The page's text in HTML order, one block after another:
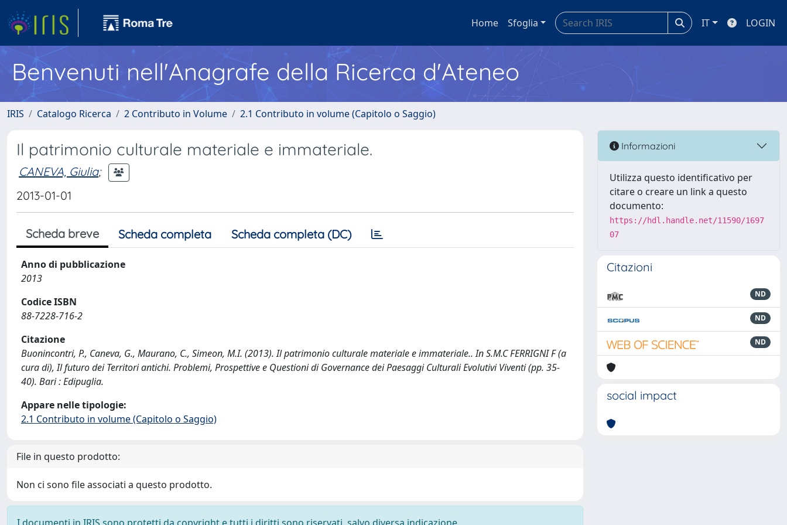
Home Sfoglia IT LOGIN
Benvenuti nell'Anagrafe della Ricerca d'Ateneo
IRIS Catalogo Ricerca 2 Contributo in Volume 2.1 Contributo in volume (Capitolo o Saggio)
Il patrimonio culturale materiale e immateriale.
CANEVA, Giulia;
2013-01-01
Scheda breve Scheda completa Scheda completa (DC)
Anno di pubblicazione
2013
Codice ISBN
88-7228-716-2
Citazione
Buonincontri, P., Caneva, G., Maurano, C., Simeon, M.I. (2013). Il patrimonio culturale materiale e immateriale.. In S.M.C FERRIGNI F (a
cura di), Il futuro dei Territori antichi. Problemi, Prospettive e Questioni di Governance dei Paesaggi Culturali Evolutivi Viventi (pp. 35-
40). Bari : Edipuglia.
Appare nelle tipologie:
2.1 Contributo in volume (Capitolo o Saggio)
File in questo prodotto:
Non ci sono file associati a questo prodotto.
Informazioni
Utilizza questo identificativo per
citare o creare un link a questo
documento:
https://hdl.handle.net/11590/1697
07
Citazioni
ND
ND
ND
social impact